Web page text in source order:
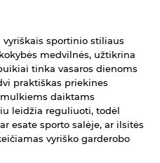
sportinio stiliaus
medvilnės, užtikrina
tinka vasaros dienoms
praktiškas priekines
daiktams
leidžia reguliuoti, todėl
esate sporto salėje, ar ilsitės
vyriško garderobo